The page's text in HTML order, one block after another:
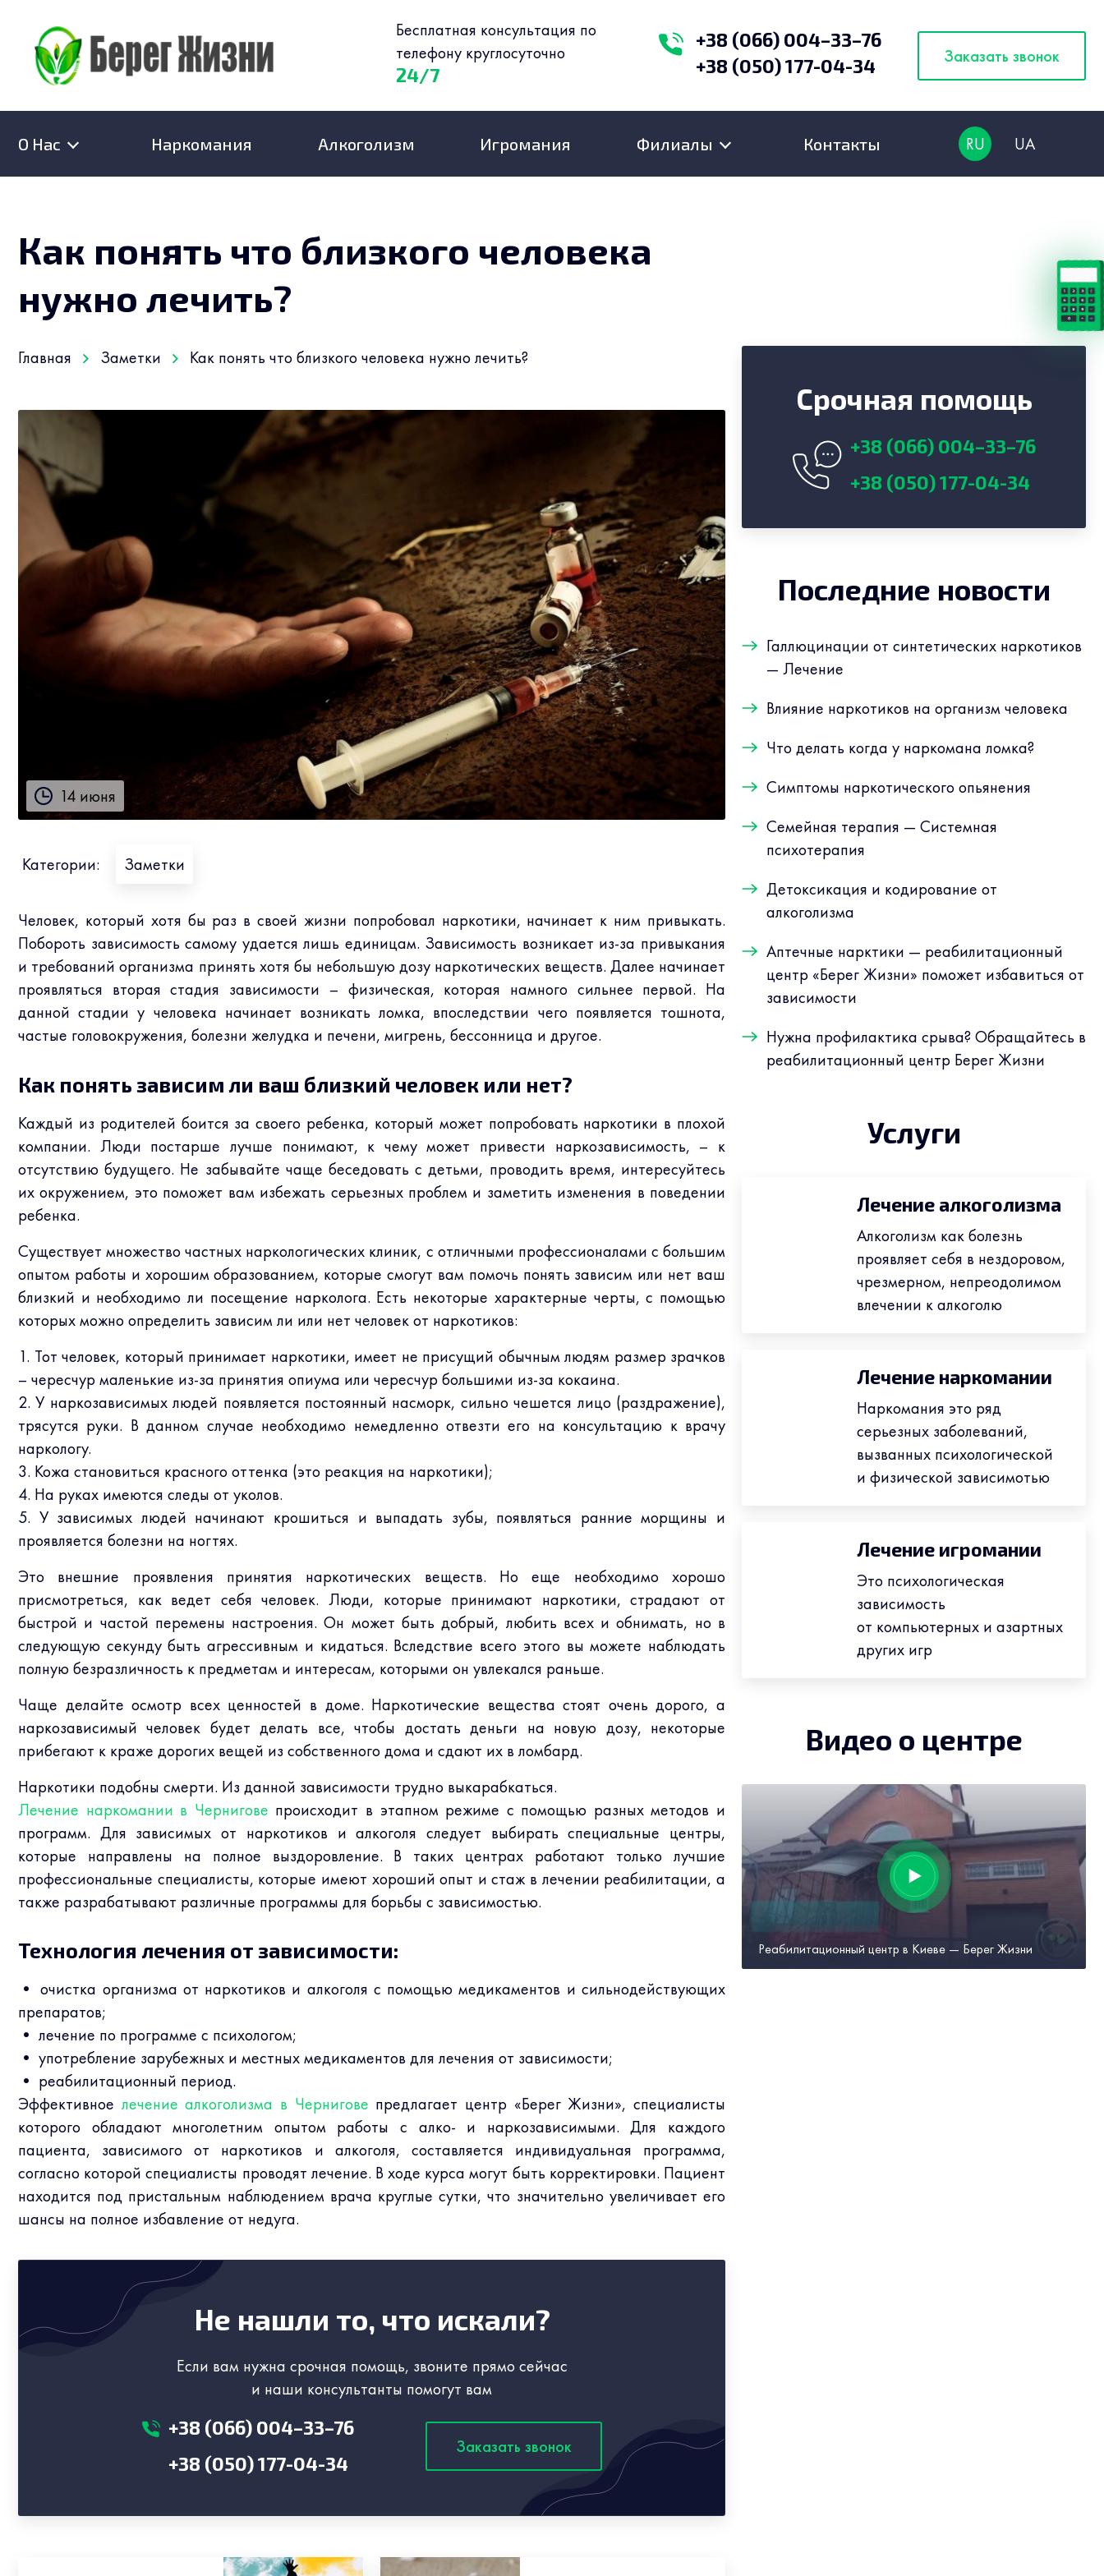
Бесплатная консультация по
телефону круглосуточно
24/7
+38 (066) 004–33–76
+38 (050) 177-04-34
Заказать звонок
О Нас Наркомания Алкоголизм Игромания Филиалы Контакты
Как понять что близкого человека
нужно лечить?
Главная Заметки Как понять что близкого человека нужно лечить?
14 июня
Категории: Заметки
Человек, который хотя бы раз в своей жизни попробовал наркотики, начинает к ним привыкать.
Побороть зависимость самому удается лишь единицам. Зависимость возникает из-за привыкания
и требований организма принять хотя бы небольшую дозу наркотических веществ. Далее начинает
проявляться вторая стадия зависимости – физическая, которая намного сильнее первой. На
данной стадии у человека начинает возникать ломка, впоследствии чего появляется тошнота,
частые головокружения, болезни желудка и печени, мигрень, бессонница и другое.
Как понять зависим ли ваш близкий человек или нет?
Каждый из родителей боится за своего ребенка, который может попробовать наркотики в плохой
компании. Люди постарше лучше понимают, к чему может привести наркозависимость, – к
отсутствию будущего. Не забывайте чаще беседовать с детьми, проводить время, интересуйтесь
их окружением, это поможет вам избежать серьезных проблем и заметить изменения в поведении
ребенка.
Существует множество частных наркологических клиник, с отличными профессионалами с большим
опытом работы и хорошим образованием, которые смогут вам помочь понять зависим или нет ваш
близкий и необходимо ли посещение нарколога. Есть некоторые характерные черты, с помощью
которых можно определить зависим ли или нет человек от наркотиков:
1. Тот человек, который принимает наркотики, имеет не присущий обычным людям размер зрачков
– чересчур маленькие из-за принятия опиума или чересчур большими из-за кокаина.
2. У наркозависимых людей появляется постоянный насморк, сильно чешется лицо (раздражение),
трясутся руки. В данном случае необходимо немедленно отвезти его на консультацию к врачу
наркологу.
3. Кожа становиться красного оттенка (это реакция на наркотики);
4. На руках имеются следы от уколов.
5. У зависимых людей начинают крошиться и выпадать зубы, появляться ранние морщины и
проявляется болезни на ногтях.
Это внешние проявления принятия наркотических веществ. Но еще необходимо хорошо
присмотреться, как ведет себя человек. Люди, которые принимают наркотики, страдают от
быстрой и частой перемены настроения. Он может быть добрый, любить всех и обнимать, но в
следующую секунду быть агрессивным и кидаться. Вследствие всего этого вы можете наблюдать
полную безразличность к предметам и интересам, которыми он увлекался раньше.
Чаще делайте осмотр всех ценностей в доме. Наркотические вещества стоят очень дорого, а
наркозависимый человек будет делать все, чтобы достать деньги на новую дозу, некоторые
прибегают к краже дорогих вещей из собственного дома и сдают их в ломбард.
Наркотики подобны смерти. Из данной зависимости трудно выкарабкаться.
Лечение наркомании в Чернигове происходит в этапном режиме с помощью разных методов и
программ. Для зависимых от наркотиков и алкоголя следует выбирать специальные центры,
которые направлены на полное выздоровление. В таких центрах работают только лучшие
профессиональные специалисты, которые имеют хороший опыт и стаж в лечении реабилитации, а
также разрабатывают различные программы для борьбы с зависимостью.
Технология лечения от зависимости:
• очистка организма от наркотиков и алкоголя с помощью медикаментов и сильнодействующих
препаратов;
• лечение по программе с психологом;
• употребление зарубежных и местных медикаментов для лечения от зависимости;
• реабилитационный период.
Эффективное лечение алкоголизма в Чернигове предлагает центр «Берег Жизни», специалисты
которого обладают многолетним опытом работы с алко- и наркозависимыми. Для каждого
пациента, зависимого от наркотиков и алкоголя, составляется индивидуальная программа,
согласно которой специалисты проводят лечение. В ходе курса могут быть корректировки. Пациент
находится под пристальным наблюдением врача круглые сутки, что значительно увеличивает его
шансы на полное избавление от недуга.
Не нашли то, что искали?
Если вам нужна срочная помощь, звоните прямо сейчас
и наши консультанты помогут вам
+38 (066) 004–33–76
+38 (050) 177-04-34
Заказать звонок
Срочная помощь
+38 (066) 004–33–76
+38 (050) 177-04-34
Последние новости
Галлюцинации от синтетических наркотиков
— Лечение
Влияние наркотиков на организм человека
Что делать когда у наркомана ломка?
Симптомы наркотического опьянения
Семейная терапия — Системная
психотерапия
Детоксикация и кодирование от
алкоголизма
Аптечные нарктики — реабилитационный
центр «Берег Жизни» поможет избавиться от
зависимости
Нужна профилактика срыва? Обращайтесь в
реабилитационный центр Берег Жизни
Услуги
Лечение алкоголизма
Алкоголизм как болезнь
проявляет себя в нездоровом,
чрезмерном, непреодолимом
влечении к алкоголю
Лечение наркомании
Наркомания это ряд
серьезных заболеваний,
вызванных психологической
и физической зависимотью
Лечение игромании
Это психологическая
зависимость
от компьютерных и азартных
других игр
Видео о центре
Реабилитационный центр в Киеве — Берег Жизни